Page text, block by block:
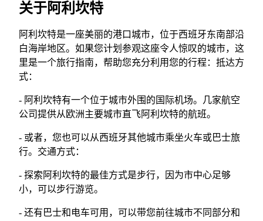
关于阿利坎特
阿利坎特是一座美丽的港口城市，位于西班牙东南部沿
白海岸地区。如果您计划参观这座令人惊叹的城市，这
里是一个旅行指南，帮助您充分利用您的行程：抵达方
式：
- 阿利坎特有一个位于城市外围的国际机场。几家航空
公司提供从欧洲主要城市直飞阿利坎特的航班。
- 或者，您也可以从西班牙其他城市乘坐火车或巴士旅
行。交通方式：
- 探索阿利坎特的最佳方式是步行，因为市中心足够
小，可以步行游览。
- 还有巴士和电车可用，可以带您前往城市不同部分和